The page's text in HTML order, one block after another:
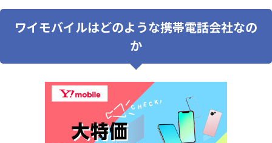
ワイモバイルはどのような携帯電話会社なの
か